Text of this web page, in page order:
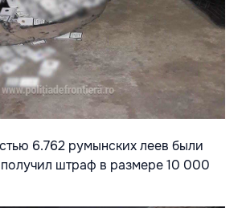
6.762 румынских леев были
штраф в размере 10 000